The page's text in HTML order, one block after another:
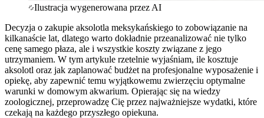
Ilustracja wygenerowana przez AI
Decyzja o zakupie aksolotla meksykańskiego to zobowiązanie na
kilkanaście lat, dlatego warto dokładnie przeanalizować nie tylko
cenę samego płaza, ale i wszystkie koszty związane z jego
utrzymaniem. W tym artykule rzetelnie wyjaśniam, ile kosztuje
aksolotl oraz jak zaplanować budżet na profesjonalne wyposażenie i
opiekę, aby zapewnić temu wyjątkowemu zwierzęciu optymalne
warunki w domowym akwarium. Opierając się na wiedzy
zoologicznej, przeprowadzę Cię przez najważniejsze wydatki, które
czekają na każdego przyszłego opiekuna.